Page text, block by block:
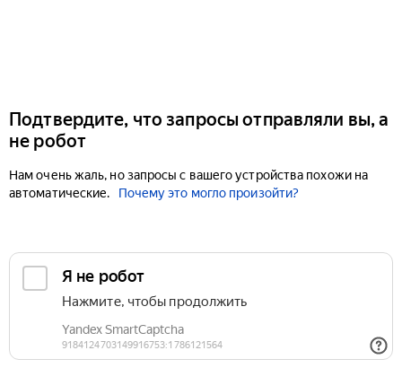
Подтвердите, что запросы отправляли вы, а
не робот
Нам очень жаль, но запросы с вашего устройства похожи на
автоматические.
Почему это могло произойти?